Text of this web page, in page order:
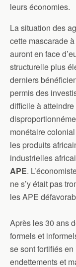
leurs économies.
La situation des
cette mascarade
auront en face
structurelle plus
derniers
permis des
difficile à
monétaire
les produits
industrielles
APE.
ne s’y était pas
les APE
Après les 30 ans
formels et
se sont fortifiés
endettements et